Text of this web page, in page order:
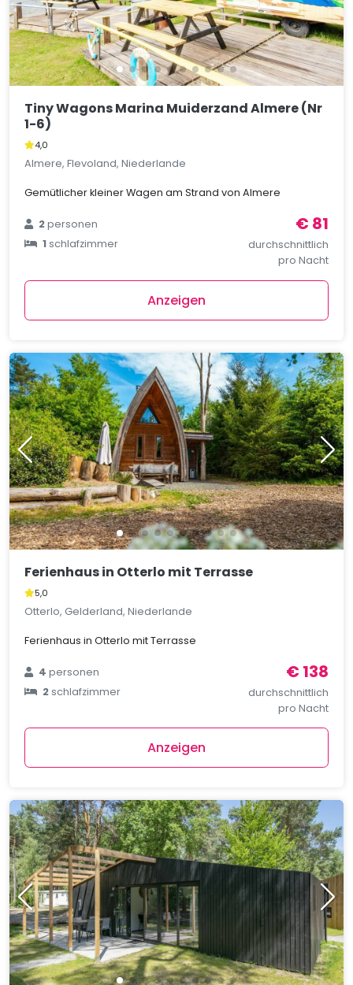
Tiny Wagons Marina Muiderzand Almere (Nr
1-6)
4,0
Almere, Flevoland, Niederlande
Gemütlicher kleiner Wagen am Strand von Almere
2personen
1schlafzimmer
€ 81
durchschnittlich
pro Nacht
Anzeigen
Ferienhaus in Otterlo mit Terrasse
5,0
Otterlo, Gelderland, Niederlande
Ferienhaus in Otterlo mit Terrasse
4personen
2schlafzimmer
€ 138
durchschnittlich
pro Nacht
Anzeigen